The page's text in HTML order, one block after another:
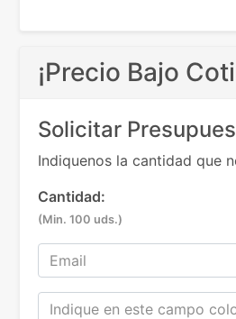
¡Precio Bajo
Solicitar
Indiquenos la cantidad que
Cantidad:
(Min. 100 uds.)